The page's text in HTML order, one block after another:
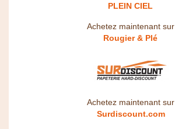
PLEIN CIEL
Achetez maintenant sur
Rougier & Plé
Achetez maintenant sur
Surdiscount.com